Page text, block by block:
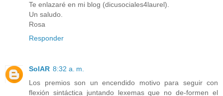
Te enlazaré en mi blog (dicusociales4laurel).
Un saludo.
Rosa
Responder
SolAR 8:32 a. m.
Los premios son un encendido motivo para seguir con
flexión sintáctica juntando lexemas que no de-formen el